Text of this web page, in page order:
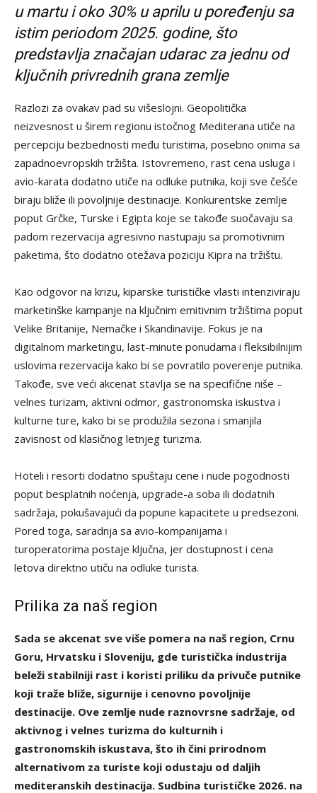
u martu i oko 30% u aprilu u poređenju sa
istim periodom 2025. godine, što
predstavlja značajan udarac za jednu od
ključnih privrednih grana zemlje
Razlozi za ovakav pad su višeslojni. Geopolitička
neizvesnost u širem regionu istočnog Mediterana utiče na
percepciju bezbednosti među turistima, posebno onima sa
zapadnoevropskih tržišta. Istovremeno, rast cena usluga i
avio-karata dodatno utiče na odluke putnika, koji sve češće
biraju bliže ili povoljnije destinacije. Konkurentske zemlje
poput Grčke, Turske i Egipta koje se takođe suočavaju sa
padom rezervacija agresivno nastupaju sa promotivnim
paketima, što dodatno otežava poziciju Kipra na tržištu.
Kao odgovor na krizu, kiparske turističke vlasti intenziviraju
marketinške kampanje na ključnim emitivnim tržištima poput
Velike Britanije, Nemačke i Skandinavije. Fokus je na
digitalnom marketingu, last-minute ponudama i fleksibilnijim
uslovima rezervacija kako bi se povratilo poverenje putnika.
Takođe, sve veći akcenat stavlja se na specifične niše –
velnes turizam, aktivni odmor, gastronomska iskustva i
kulturne ture, kako bi se produžila sezona i smanjila
zavisnost od klasičnog letnjeg turizma.
Hoteli i resorti dodatno spuštaju cene i nude pogodnosti
poput besplatnih noćenja, upgrade-a soba ili dodatnih
sadržaja, pokušavajući da popune kapacitete u predsezoni.
Pored toga, saradnja sa avio-kompanijama i
turoperatorima postaje ključna, jer dostupnost i cena
letova direktno utiču na odluke turista.
Prilika za naš region
Sada se akcenat sve više pomera na naš region, Crnu
Goru, Hrvatsku i Sloveniju, gde turistička industrija
beleži stabilniji rast i koristi priliku da privuče putnike
koji traže bliže, sigurnije i cenovno povoljnije
destinacije. Ove zemlje nude raznovrsne sadržaje, od
aktivnog i velnes turizma do kulturnih i
gastronomskih iskustava, što ih čini prirodnom
alternativom za turiste koji odustaju od daljih
mediteranskih destinacija. Sudbina turističke 2026. na